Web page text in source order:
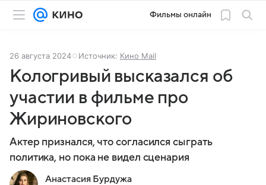
Фильмы онлайн
26 августа 2024 Источник: Кино Mail
Кологривый высказался об
участии в фильме про
Жириновского
Актер признался, что согласился сыграть
политика, но пока не видел сценария
Анастасия Бурдужа